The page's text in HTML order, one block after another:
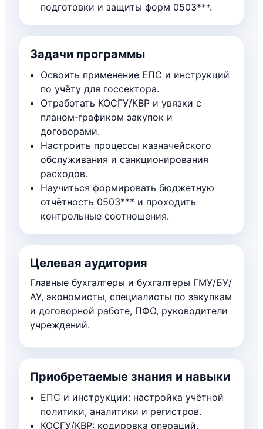
подготовки и защиты форм 0503***.
Задачи программы
Освоить применение ЕПС и инструкций
по учёту для госсектора.
Отработать КОСГУ/КВР и увязки с
планом‑графиком закупок и
договорами.
Настроить процессы казначейского
обслуживания и санкционирования
расходов.
Научиться формировать бюджетную
отчётность 0503*** и проходить
контрольные соотношения.
Целевая аудитория
Главные бухгалтеры и бухгалтеры ГМУ/БУ/
АУ, экономисты, специалисты по закупкам
и договорной работе, ПФО, руководители
учреждений.
Приобретаемые знания и навыки
ЕПС и инструкции: настройка учётной
политики, аналитики и регистров.
КОСГУ/КВР: кодировка операций,